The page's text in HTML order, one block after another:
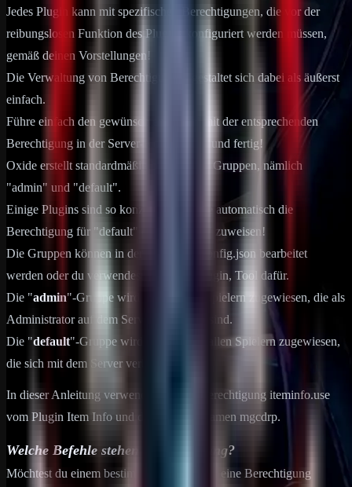
Jedes Plugin kann mit spezifischen Berechtigungen, die vor der
reibungslosen Funktion des Plugins konfiguriert werden müssen,
gemäß deinen Vorstellungen!
Die Verwaltung von Berechtigungen gestaltet sich dabei als äußerst
einfach.
Führe einfach den gewünschten Befehl mit der entsprechenden
Berechtigung in der Server-Konsole aus, und fertig!
Oxide erstellt standardmäßig bereits zwei Gruppen, nämlich
"admin" und "default".
Einige Plugins sind so konzipiert, dass sie automatisch die
Berechtigung für "default" oder "Admin" zuweisen!
Die Gruppen können in der Datei oxid.config.json bearbeitet
werden oder du verwendest direkt ein Plugin, Tool dafür.
Die "admin"-Gruppe wird automatisch Spielern zugewiesen, die als
Administrator auf dem Server eingestellt sind.
Die "default"-Gruppe wird automatisch allen Spielern zugewiesen,
die sich mit dem Server verbinden!
In dieser Anleitung verwenden wir die Berechtigung iteminfo.use
vom Plugin Item Info und den Benutzernamen mgcdrp.
Welche Befehle stehen zur Verfügung?
Möchtest du einem bestimmten Spieler nur eine Berechtigung